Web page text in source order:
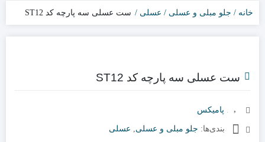
خانه جلو مبلی و عسلی عسلی ست عسلی سه پارچه کد ST12
ست عسلی سه پارچه کد ST12
برند: پامیکس
دسته‌بندی‌ها: جلو مبلی و عسلی, عسلی